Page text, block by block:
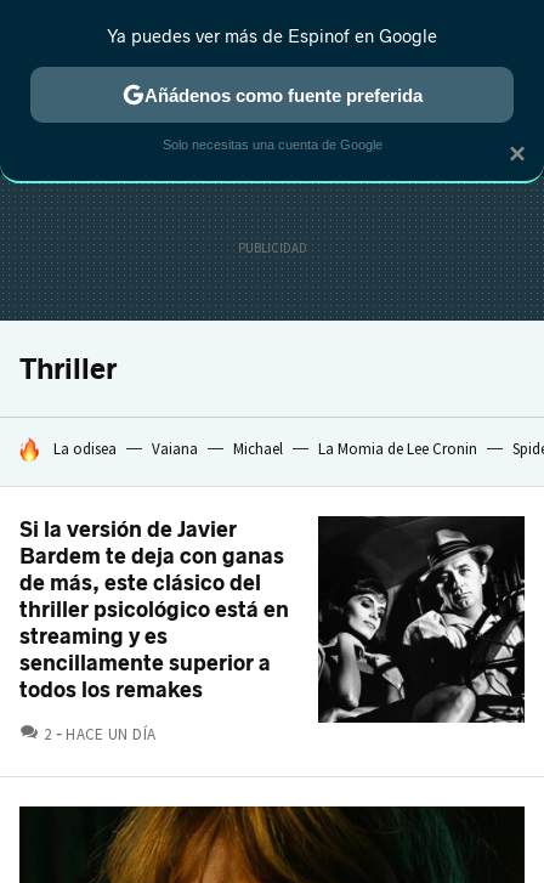
MENÚ NUEVO
ESTRENOS REALITY ANIME RANKINGS CINE
Thriller
HOY SE HABLA DE
La odisea Vaiana Michael La Momia de Lee Cronin
Si la versión de Javier
Bardem te deja con ganas
de más, este clásico del
thriller psicológico está en
streaming y es
sencillamente superior a
todos los remakes
2 COMENTARIOS
HACE UN DÍA
×
Ya puedes ver más de Espinof en Google
Añádenos como fuente preferida
Solo necesitas una cuenta de Google